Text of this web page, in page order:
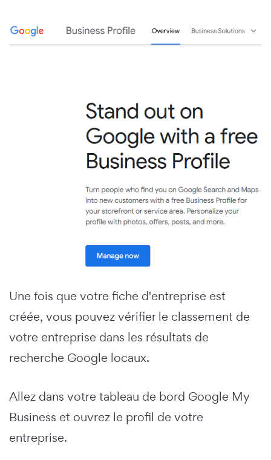
Une fois que votre fiche d'entreprise est
créée, vous pouvez vérifier le classement de
votre entreprise dans les résultats de
recherche Google locaux.
Allez dans votre tableau de bord Google My
Business et ouvrez le profil de votre
entreprise.